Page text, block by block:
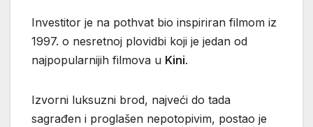
Investitor je na pothvat bio inspiriran filmom iz
1997. o nesretnoj plovidbi koji je jedan od
najpopularnijih filmova u Kini.
Izvorni luksuzni brod, najveći do tada
sagrađen i proglašen nepotopivim, postao je